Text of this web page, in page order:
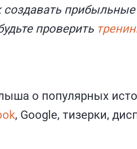
создавать
проверить
о популярных
, Google, тизерки,